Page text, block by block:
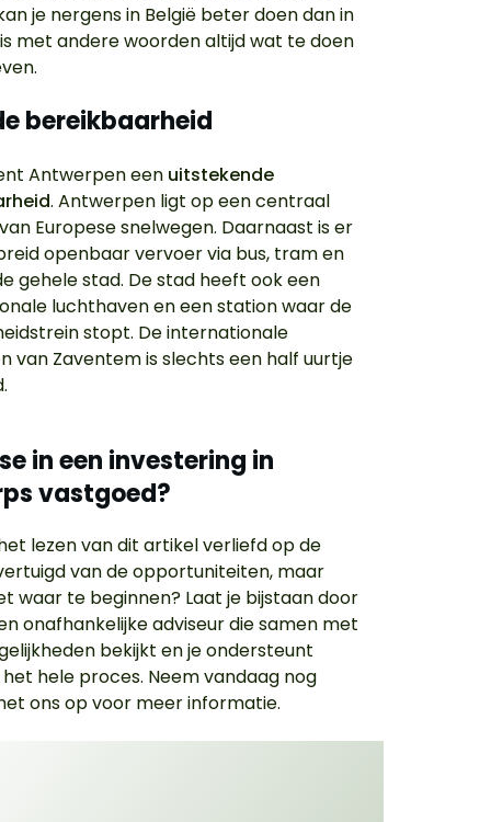
je nergens in België beter doen dan in
is met andere woorden altijd wat te doen
bereikbaarheid
Antwerpen een uitstekende
. Antwerpen ligt op een centraal
Europese snelwegen. Daarnaast is er
openbaar vervoer via bus, tram en
gehele stad. De stad heeft ook een
luchthaven en een station waar de
stopt. De internationale
van Zaventem is slechts een half uurtje
in een investering in
vastgoed?
lezen van dit artikel verliefd op de
van de opportuniteiten, maar
waar te beginnen? Laat je bijstaan door
onafhankelijke adviseur die samen met
bekijkt en je ondersteunt
hele proces. Neem vandaag nog
ons op voor meer informatie.